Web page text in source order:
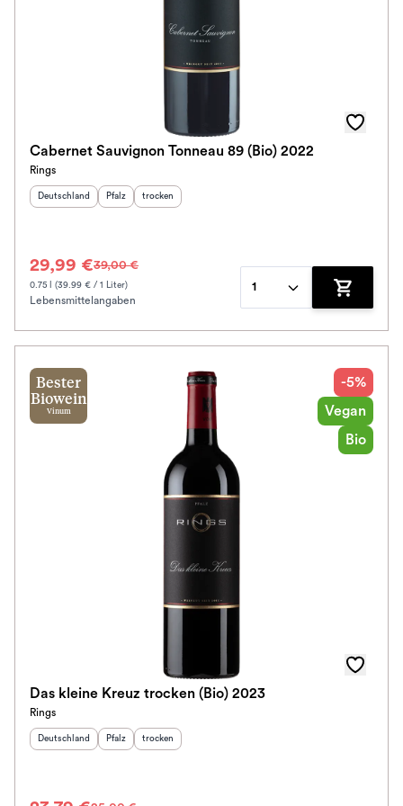
Cabernet Sauvignon Tonneau 89 (Bio) 2022
Rings
Herkunftsland
Deutschland Herkunftsregion
Pfalz Geschmack
trocken
29,99 €39,00 €
0.75 l (39.99 € / 1 Liter)
Lebensmittelangaben
1
Zum
Bester
Biowein
Vinum
-5%
Vegan
Bio
Das kleine Kreuz trocken (Bio) 2023
Rings
Herkunftsland
Deutschland Herkunftsregion
Pfalz Geschmack
trocken